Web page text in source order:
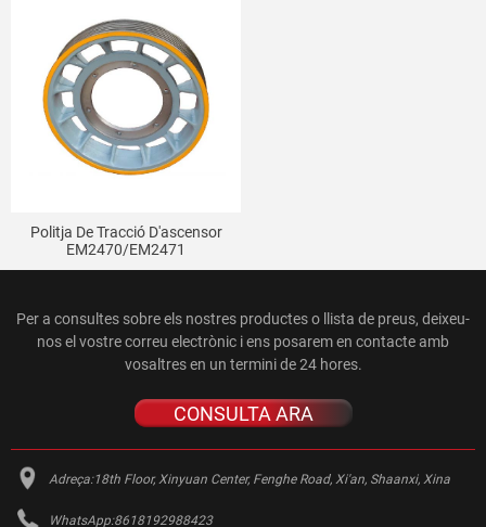
Politja De Tracció D'ascensor
EM2470/EM2471
Per a consultes sobre els nostres productes o llista de preus, deixeu-
nos el vostre correu electrònic i ens posarem en contacte amb
vosaltres en un termini de 24 hores.
CONSULTA ARA
Adreça:18th Floor, Xinyuan Center, Fenghe Road, Xi'an, Shaanxi, Xina
WhatsApp:8618192988423